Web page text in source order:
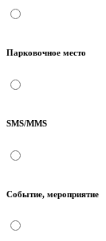
Парковочное место
SMS/MMS
Событие, мероприятие